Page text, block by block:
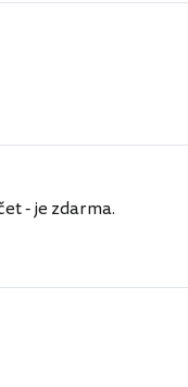
- je zdarma.